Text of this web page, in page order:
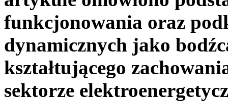
funkcjonowania oraz
dynamicznych jako
kształtującego
sektorze